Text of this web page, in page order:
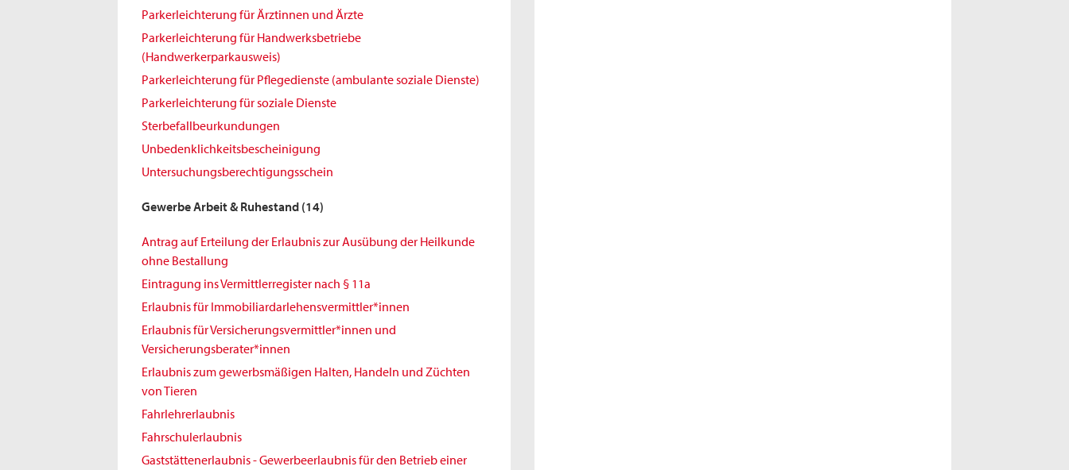
Parkerleichterung für Ärztinnen und Ärzte
Parkerleichterung für Handwerksbetriebe
(Handwerkerparkausweis)
Parkerleichterung für Pflegedienste (ambulante soziale Dienste)
Parkerleichterung für soziale Dienste
Sterbefallbeurkundungen
Unbedenklichkeitsbescheinigung
Untersuchungsberechtigungsschein
Gewerbe Arbeit & Ruhestand (14)
Antrag auf Erteilung der Erlaubnis zur Ausübung der Heilkunde
ohne Bestallung
Eintragung ins Vermittlerregister nach § 11a
Erlaubnis für Immobiliardarlehensvermittler*innen
Erlaubnis für Versicherungsvermittler*innen und
Versicherungsberater*innen
Erlaubnis zum gewerbsmäßigen Halten, Handeln und Züchten
von Tieren
Fahrlehrerlaubnis
Fahrschulerlaubnis
Gaststättenerlaubnis - Gewerbeerlaubnis für den Betrieb einer